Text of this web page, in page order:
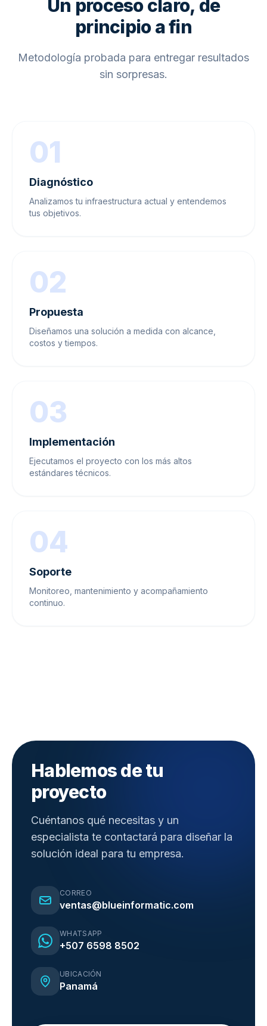
Un proceso claro, de
principio a fin
Metodología probada para entregar resultados
sin sorpresas.
01
Diagnóstico
Analizamos tu infraestructura actual y entendemos
tus objetivos.
02
Propuesta
Diseñamos una solución a medida con alcance,
costos y tiempos.
03
Implementación
Ejecutamos el proyecto con los más altos
estándares técnicos.
04
Soporte
Monitoreo, mantenimiento y acompañamiento
continuo.
Hablemos de tu
proyecto
Cuéntanos qué necesitas y un
especialista te contactará para diseñar la
solución ideal para tu empresa.
CORREO
ventas@blueinformatic.com
WHATSAPP
+507 6598 8502
UBICACIÓN
Panamá